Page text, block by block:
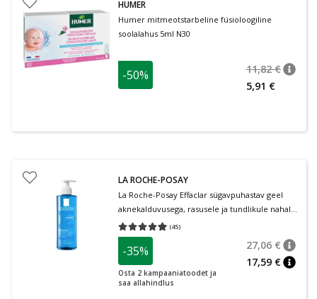
HUMER
Humer mitmeotstarbeline füsioloogiline
soolalahus 5ml N30
-50% 11,82 €
5,91 €
LA ROCHE-POSAY
La Roche-Posay Effaclar sügavpuhastav geel
aknekalduvusega, rasusele ja tundlikule nahale
400 ml
(45)
Keskmine hinnang 4.93
-35%
Osta 2 kampaaniatoodet ja
saa allahindlus
27,06 €
17,59 €